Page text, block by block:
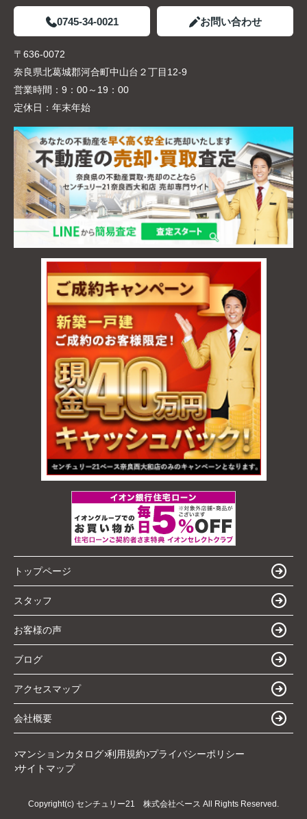
0745-34-0021 お問い合わせ
〒636-0072
奈良県北葛城郡河合町中山台２丁目12-9
営業時間： 9：00～19：00
定休日： 年末年始
トップページ
スタッフ
お客様の声
ブログ
アクセスマップ
会社概要
マンションカタログ 利用規約 プライバシーポリシー
サイトマップ
Copyright(c) センチュリー21 株式会社ベース All Rights Reserved.